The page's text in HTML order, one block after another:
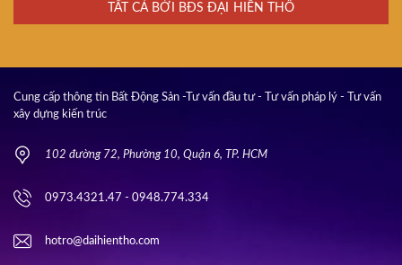
TẤT CẢ BỞI BĐS ĐẠI HIỀN THỔ
Cung cấp thông tin Bất Động Sản -Tư vấn đầu tư - Tư vấn pháp lý - Tư vấn
xây dựng kiến trúc
102 đường 72, Phường 10, Quận 6, TP. HCM
0973.4321.47 - 0948.774.334
hotro@daihientho.com